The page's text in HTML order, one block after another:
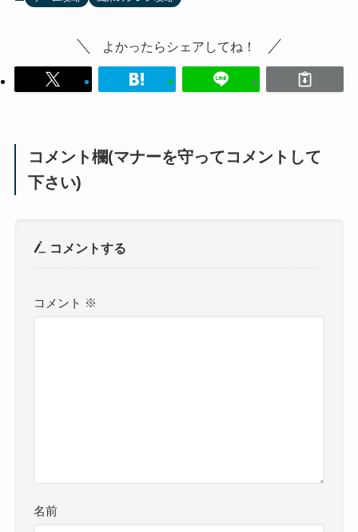
よかったらシェアしてね！
コメント欄(マナーを守ってコメントして
下さい)
コメントする
コメント ※
名前